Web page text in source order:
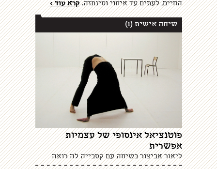
החיים, לעתים עד איחוי וסינתזה.קרא עוד >
שיחה אישית (1)
פוטנציאל אינסופי של עצמיות
אפשרית
ליאור אביצור בשיחה עם קסבייה לה רואה